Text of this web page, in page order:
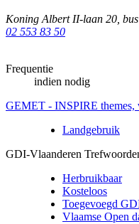
Koning Albert II-laan 20,
02 553 83 50
Frequentie
indien nodig
GEMET - INSPIRE themes,
Landgebruik
GDI-Vlaanderen
Herbruikbaar
Kosteloos
Toegevoegd
Vlaamse Open